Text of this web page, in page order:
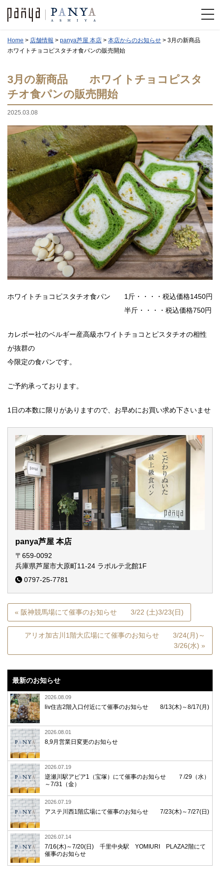
Home > 店舗情報 > panya芦屋 本店 > 本店からのお知らせ > 3月の新商品
ホワイトチョコピスタチオ食パンの販売開始
3月の新商品 ホワイトチョコピスタ
チオ食パンの販売開始
2025.03.08
ホワイトチョコピスタチオ食パン 1斤・・・・税込価格1450円
半斤・・・・税込価格750円
カレボー社のベルギー産高級ホワイトチョコとピスタチオの相性
が抜群の
今限定の食パンです。
ご予約承っております。
1日の本数に限りがありますので、お早めにお買い求め下さいませ
panya芦屋 本店
〒659-0092
兵庫県芦屋市大原町11-24 ラポルテ北館1F
0797-25-7781
« 阪神競馬場にて催事のお知らせ 3/22 (土)3/23(日)
アリオ加古川1階大広場にて催事のお知らせ 3/24(月)～
3/26(水) »
最新のお知らせ
2026.08.09
liv住吉2階入口付近にて催事のお知らせ 8/13(木)～8/17(月)
2026.08.01
8,9月営業日変更のお知らせ
2026.07.19
逆瀬川駅アピア1（宝塚）にて催事のお知らせ ７/29（水）
～7/31（金）
2026.07.19
アステ川西1階広場にて催事のお知らせ 7/23(木)～7/27(日)
2026.07.14
7/16(木)～7/20(日) 千里中央駅 YOMIURI PLAZA2階にて
催事のお知らせ